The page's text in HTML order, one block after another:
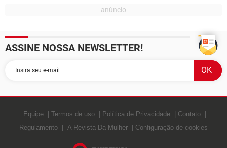
ASSINE NOSSA NEWSLETTER!
Equipe Termos de uso Política de Privacidade
Contato
Regulamento
A Revista Da Mulher Configuração de cookies